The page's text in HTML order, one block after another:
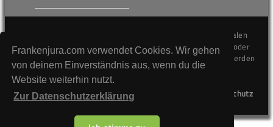
Frankenjura.com verwendet Cookies. Wir gehen
von deinem Einverständnis aus, wenn du die
Website weiterhin nutzt.
Zur Datenschutzerklärung
Die hier veröffentlichten Inhalte unterliegen dem internationalen
Urheberrecht (Copyright) und dürfen nicht kopiert, verändert oder
unverändert wiederveröffentlicht werden. Gegen Verstöße werden
wir auf juristischem Wege vorgehen.
Kontakt
Datenschutz